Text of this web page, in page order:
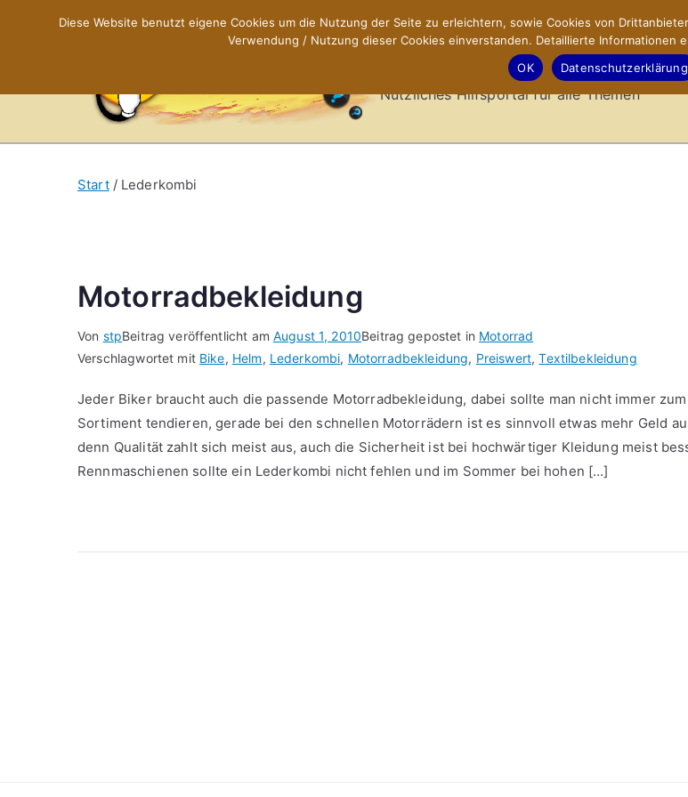
X-Sites.de –
Nützliches Hilfsportal für alle Themen
Start Lederkombi
Motorradbekleidung
Von stpBeitrag veröffentlicht am August 1, 2010Beitrag gepostet in Motorrad
Verschlagwortet mit Bike, Helm, Lederkombi, Motorradbekleidung, Preiswert,Textilbekleidung
Jeder Biker braucht auch die passende Motorradbekleidung, dabei sollte man nicht immer
Sortiment tendieren, gerade bei den schnellen Motorrädern ist es sinnvoll etwas mehr Geld
denn Qualität zahlt sich meist aus, auch die Sicherheit ist bei hochwärtiger Kleidung meist
Rennmaschienen sollte ein Lederkombi nicht fehlen und im Sommer bei hohen […]
Diese Website benutzt eigene Cookies um die Nutzung der Seite zu erleichtern, sowie Cookies von
Verwendung / Nutzung dieser Cookies einverstanden. Detaillierte Informationen
OK
Datenschutzerklärung